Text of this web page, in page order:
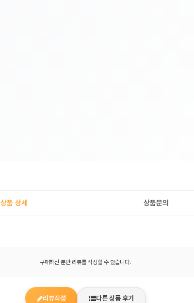
상품 상세 상품문의
구매하신 분만 리뷰를 작성할 수 있습니다.
리뷰작성 다른 상품 후기